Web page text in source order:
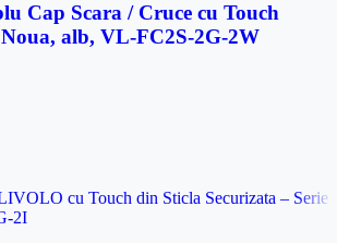
Cap Scara / Cruce cu Touch
alb, VL-FC2S-2G-2W